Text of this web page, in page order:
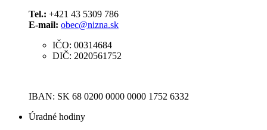
Tel.: +421 43 5309 786
E-mail: obec@nizna.sk
IČO: 00314684
DIČ: 2020561752
IBAN: SK 68 0200 0000 0000 1752 6332
Úradné hodiny